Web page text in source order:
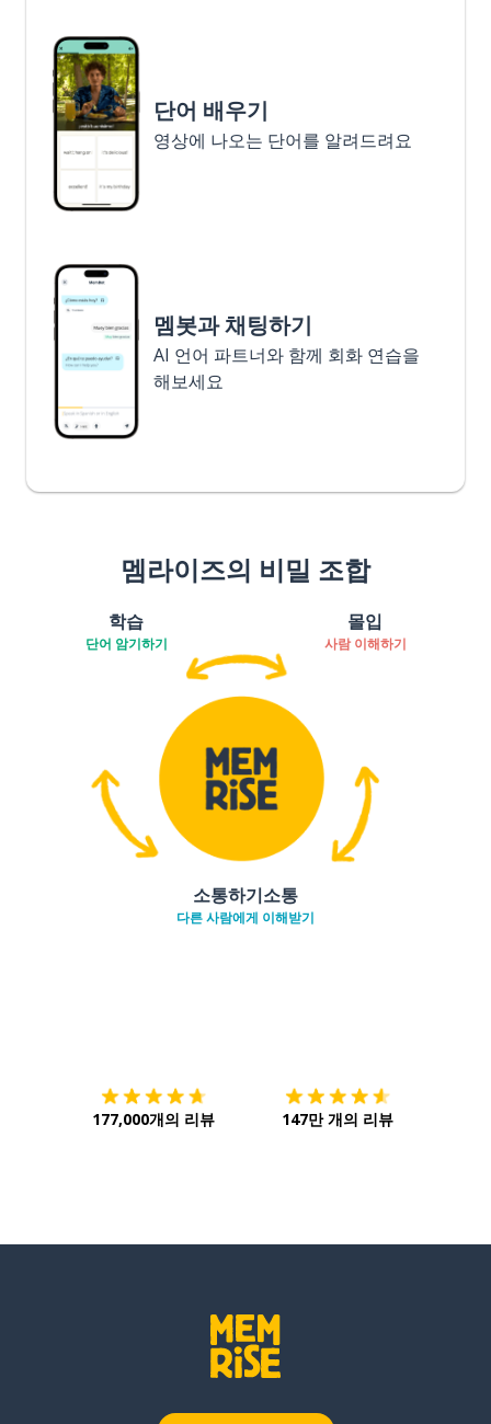
단어 배우기
영상에 나오는 단어를 알려드려요
멤봇과 채팅하기
AI 언어 파트너와 함께 회화 연습을
해보세요
멤라이즈의 비밀 조합
학습
단어 암기하기
몰입
사람 이해하기
소통하기소통
다른 사람에게 이해받기
177,000개의 리뷰 147만 개의 리뷰